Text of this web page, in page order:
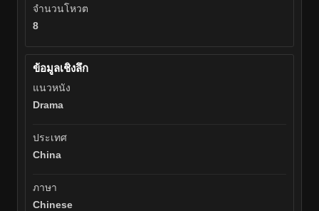
จำนวนโหวต
8
ข้อมูลเชิงลึก
แนวหนัง
Drama
ประเทศ
China
ภาษา
Chinese